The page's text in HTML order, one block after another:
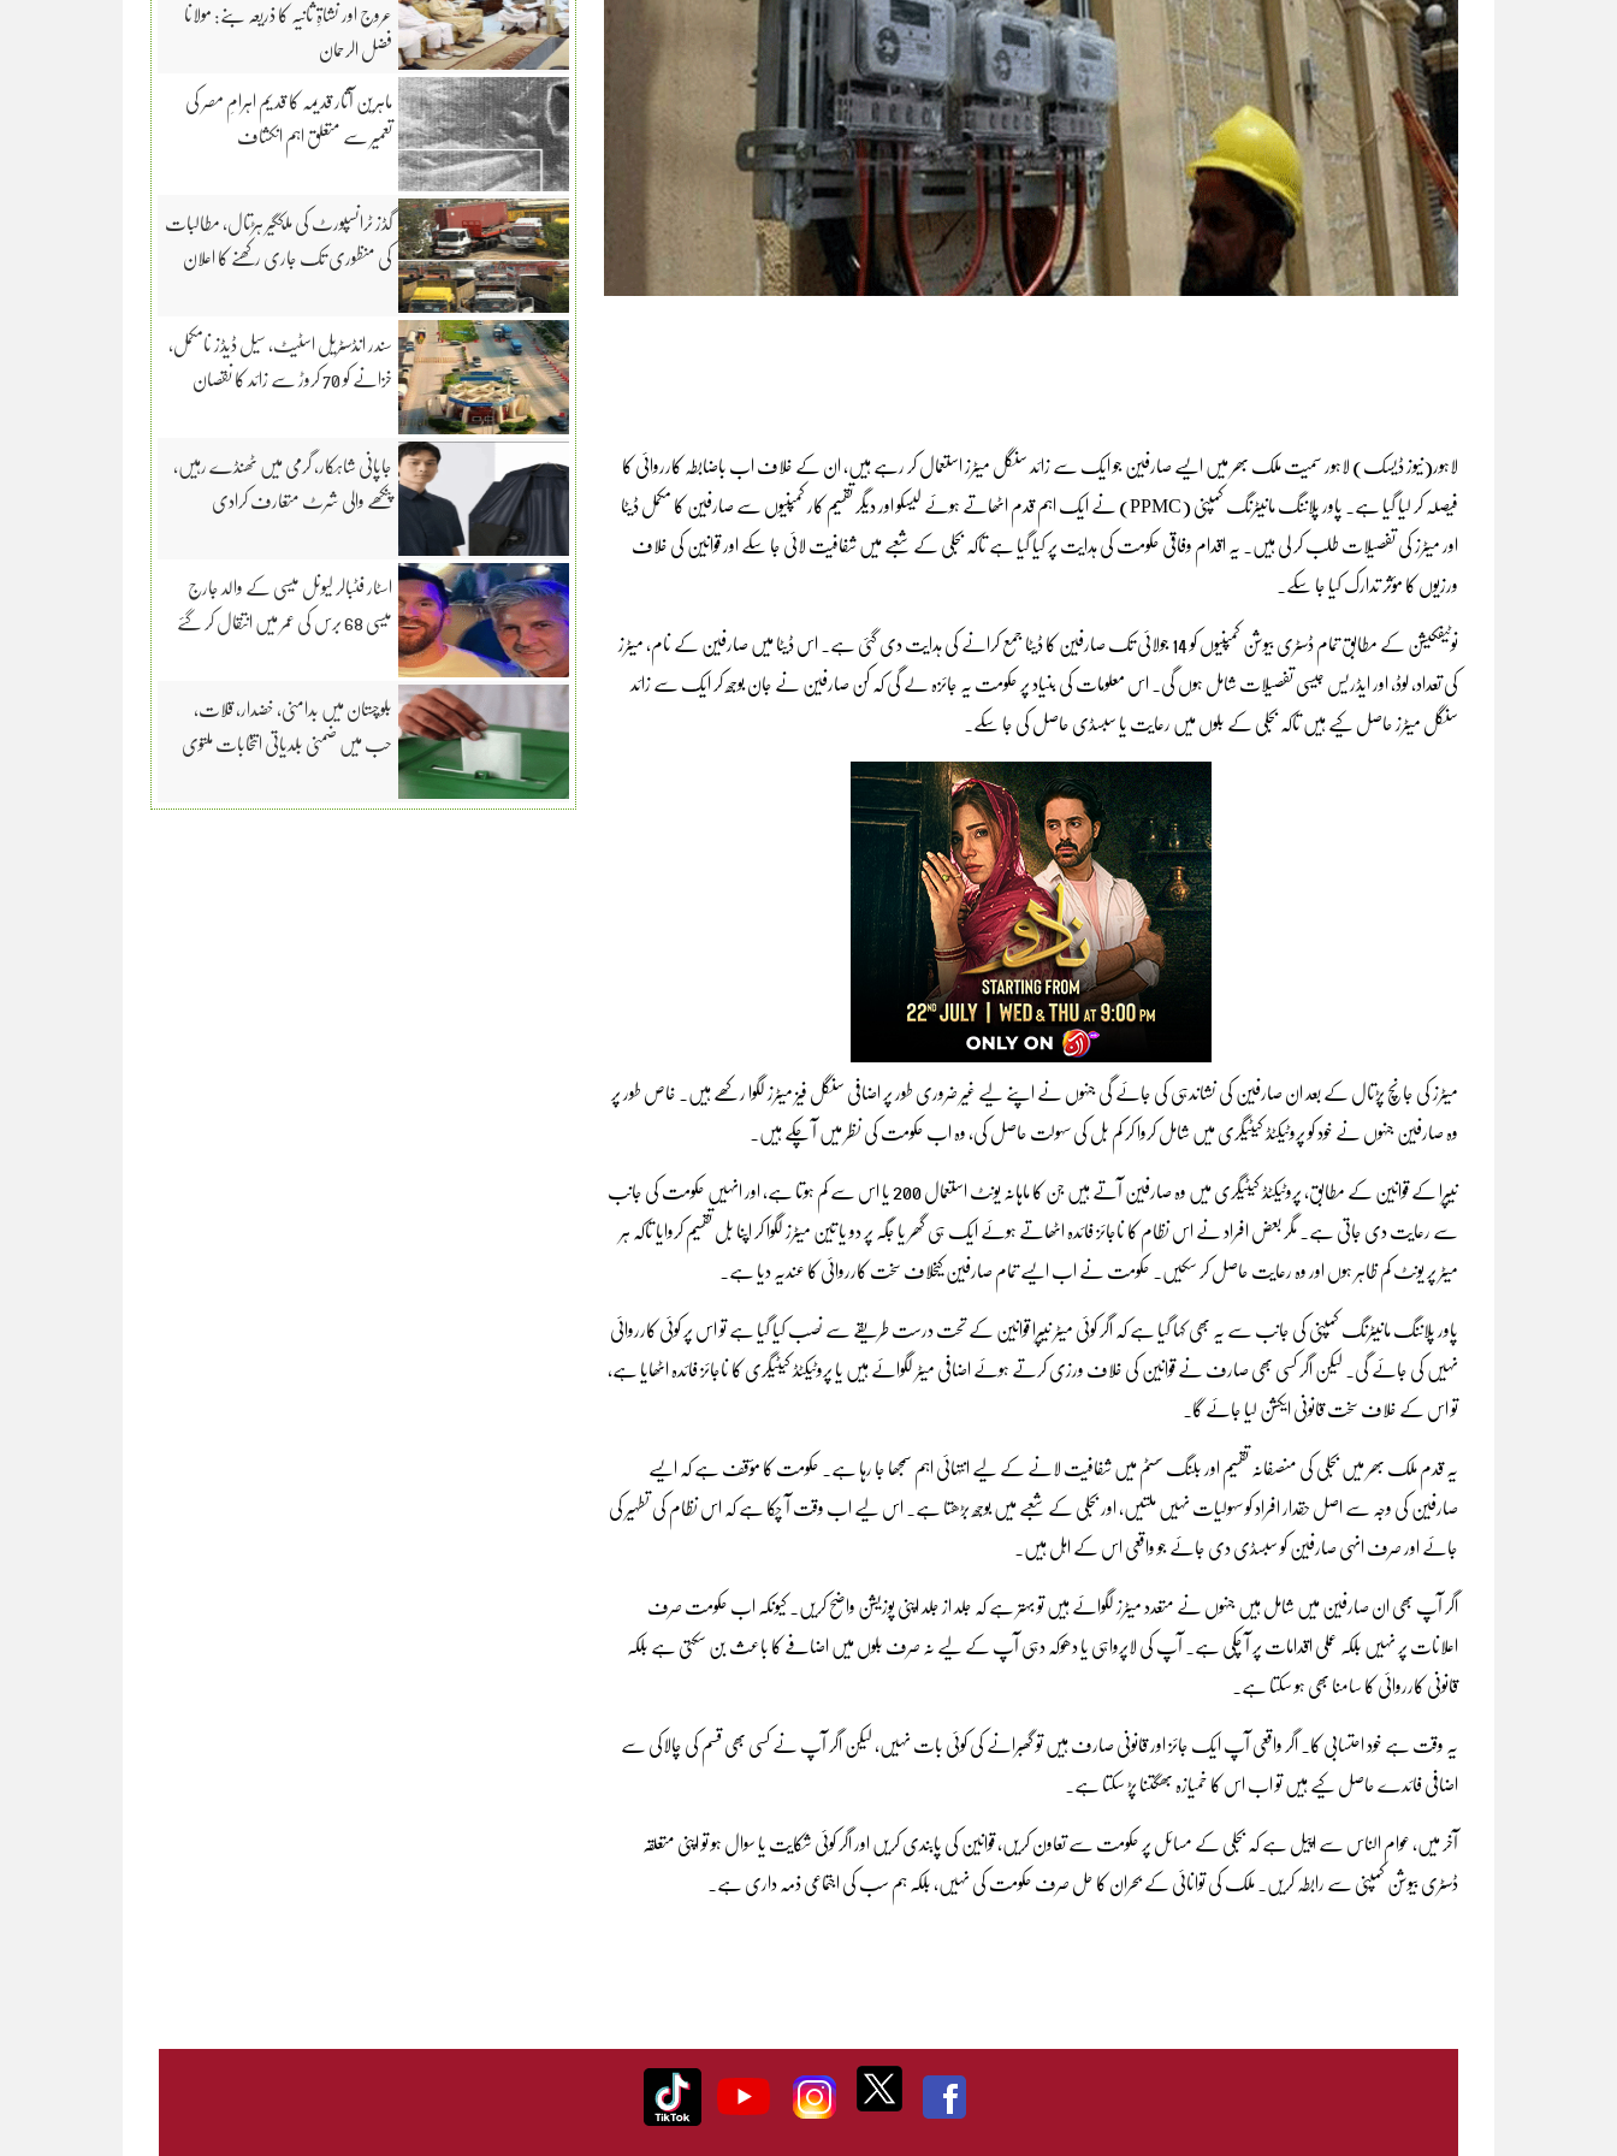
لاہور(نیوز ڈیسک) لاہور سمیت ملک بھر میں ایسے صارفین جو ایک سے زائد سنگل میٹرز استعمال کر رہے ہیں، ان کے خلاف اب باضابطہ کارروائی کا
فیصلہ کر لیا گیا ہے۔ پاور پلاننگ مانیٹرنگ کمپنی (PPMC) نے ایک اہم قدم اٹھاتے ہوئے لیسکو اور دیگر تقسیم کار کمپنیوں سے صارفین کا مکمل ڈیٹا
اور میٹرز کی تفصیلات طلب کر لی ہیں۔ یہ اقدام وفاقی حکومت کی ہدایت پر کیا گیا ہے تاکہ بجلی کے شعبے میں شفافیت لائی جا سکے اور قوانین کی خلاف
ورزیوں کا مؤثر تدارک کیا جا سکے۔
نوٹیفکیشن کے مطابق تمام ڈسٹری بیوشن کمپنیوں کو 14 جولائی تک صارفین کا ڈیٹا جمع کرانے کی ہدایت دی گئی ہے۔ اس ڈیٹا میں صارفین کے نام، میٹرز
کی تعداد، لوڈ، اور ایڈریس جیسی تفصیلات شامل ہوں گی۔ اس معلومات کی بنیاد پر حکومت یہ جائزہ لے گی کہ کن صارفین نے جان بوجھ کر ایک سے زائد
سنگل میٹرز حاصل کیے ہیں تاکہ بجلی کے بلوں میں رعایت یا سبسڈی حاصل کی جا سکے۔
میٹرز کی جانچ پڑتال کے بعد ان صارفین کی نشاندہی کی جائے گی جنہوں نے اپنے لیے غیر ضروری طور پر اضافی سنگل فیز میٹرز لگوا رکھے ہیں۔ خاص طور پر
وہ صارفین جنہوں نے خود کو پروٹیکٹڈ کیٹیگری میں شامل کروا کر کم بل کی سہولت حاصل کی، وہ اب حکومت کی نظر میں آ چکے ہیں۔
نیپرا کے قوانین کے مطابق، پروٹیکٹڈ کیٹیگری میں وہ صارفین آتے ہیں جن کا ماہانہ یونٹ استعمال 200 یا اس سے کم ہوتا ہے، اور انہیں حکومت کی جانب
سے رعایت دی جاتی ہے۔ مگر بعض افراد نے اس نظام کا ناجائز فائدہ اٹھاتے ہوئے ایک ہی گھر یا جگہ پر دو یا تین میٹرز لگوا کر اپنا بل تقسیم کروایا تاکہ ہر
میٹر پر یونٹ کم ظاہر ہوں اور وہ رعایت حاصل کر سکیں۔ حکومت نے اب ایسے تمام صارفین کیخلاف سخت کارروائی کا عندیہ دیا ہے۔
پاور پلاننگ مانیٹرنگ کمپنی کی جانب سے یہ بھی کہا گیا ہے کہ اگر کوئی میٹر نیپرا قوانین کے تحت درست طریقے سے نصب کیا گیا ہے تو اس پر کوئی کارروائی
نہیں کی جائے گی۔ لیکن اگر کسی بھی صارف نے قوانین کی خلاف ورزی کرتے ہوئے اضافی میٹر لگوائے ہیں یا پروٹیکٹڈ کیٹیگری کا ناجائز فائدہ اٹھایا ہے،
تو اس کے خلاف سخت قانونی ایکشن لیا جائے گا۔
یہ قدم ملک بھر میں بجلی کی منصفانہ تقسیم اور بلنگ سسٹم میں شفافیت لانے کے لیے انتہائی اہم سمجھا جا رہا ہے۔ حکومت کا مؤقف ہے کہ ایسے
صارفین کی وجہ سے اصل حقدار افراد کو سہولیات نہیں ملتیں، اور بجلی کے شعبے میں بوجھ بڑھتا ہے۔ اس لیے اب وقت آ چکا ہے کہ اس نظام کی تطہیر کی
جائے اور صرف انہی صارفین کو سبسڈی دی جائے جو واقعی اس کے اہل ہیں۔
اگر آپ بھی ان صارفین میں شامل ہیں جنہوں نے متعدد میٹرز لگوائے ہیں تو بہتر ہے کہ جلد از جلد اپنی پوزیشن واضح کریں۔ کیونکہ اب حکومت صرف
اعلانات پر نہیں بلکہ عملی اقدامات پر آ چکی ہے۔ آپ کی لاپرواہی یا دھوکہ دہی آپ کے لیے نہ صرف بلوں میں اضافے کا باعث بن سکتی ہے بلکہ
قانونی کارروائی کا سامنا بھی ہو سکتا ہے۔
یہ وقت ہے خود احتسابی کا۔ اگر واقعی آپ ایک جائز اور قانونی صارف ہیں تو گھبرانے کی کوئی بات نہیں، لیکن اگر آپ نے کسی بھی قسم کی چالاکی سے
اضافی فائدے حاصل کیے ہیں تو اب اس کا خمیازہ بھگتنا پڑ سکتا ہے۔
آخر میں، عوام الناس سے اپیل ہے کہ بجلی کے مسائل پر حکومت سے تعاون کریں، قوانین کی پابندی کریں اور اگر کوئی شکایت یا سوال ہو تو اپنی متعلقہ
ڈسٹری بیوشن کمپنی سے رابطہ کریں۔ ملک کی توانائی کے بحران کا حل صرف حکومت کی نہیں، بلکہ ہم سب کی اجتماعی ذمہ داری ہے۔
عروج اور نشاۃِ ثانیہ کا ذریعہ بنے: مولانا
فضل الرحمان
ماہرین آثار قدیمہ کا قدیم اہرامِ مصر کی
تعمیر سے متعلق اہم انکشاف
گڈز ٹرانسپورٹ کی ملکگیر ہڑتال، مطالبات
کی منظوری تک جاری رکھنے کا اعلان
سندر انڈسٹریل اسٹیٹ، سیل ڈیڈز نامکمل،
خزانے کو 70 کروڑ سے زائد کا نقصان
جاپانی شاہکار، گرمی میں ٹھنڈے رہیں،
پنکھے والی شرٹ متعارف کرادی
اسٹار فٹبالر لیونل میسی کے والد جارج
میسی 68 برس کی عمر میں انتقال کر گئے
بلوچستان میں بدامنی، خضدار، قلات،
حب میں ضمنی بلدیاتی انتخابات ملتوی